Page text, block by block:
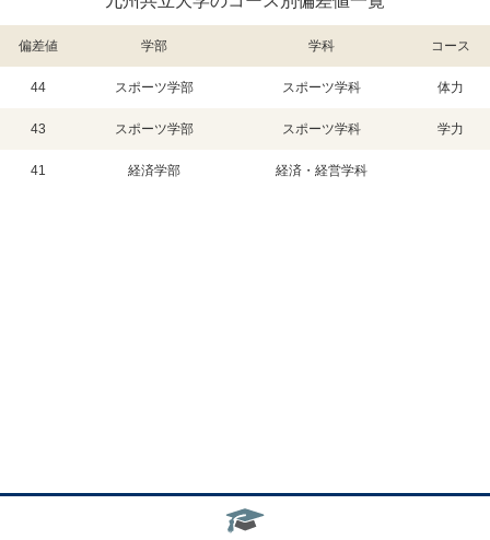
偏差値 学部 学科 コース
44 スポーツ学部 スポーツ学科 体力
43 スポーツ学部 スポーツ学科 学力
41 経済学部 経済・経営学科